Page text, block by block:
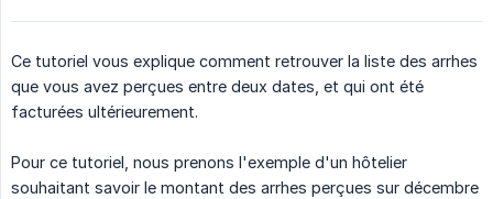
Ce tutoriel vous explique comment retrouver la liste des arrhes
que vous avez perçues entre deux dates, et qui ont été
facturées ultérieurement.
Pour ce tutoriel, nous prenons l'exemple d'un hôtelier
souhaitant savoir le montant des arrhes perçues sur décembre